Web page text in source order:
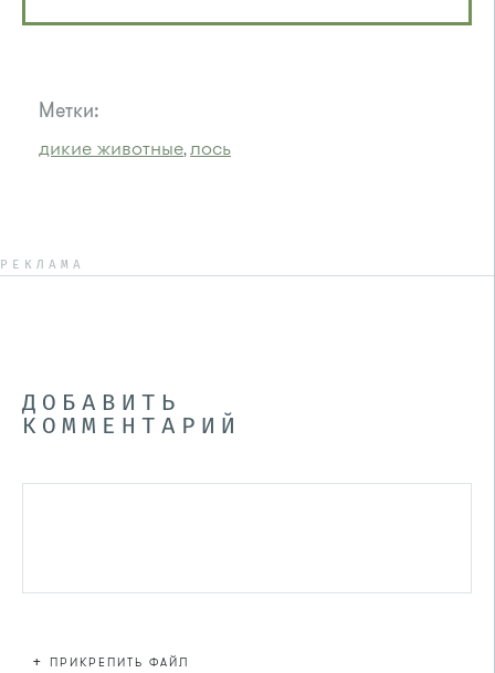
Метки:
дикие животные,лось
РЕКЛАМА
ДОБАВИТЬ
КОММЕНТАРИЙ
+ ПРИКРЕПИТЬ ФАЙЛ